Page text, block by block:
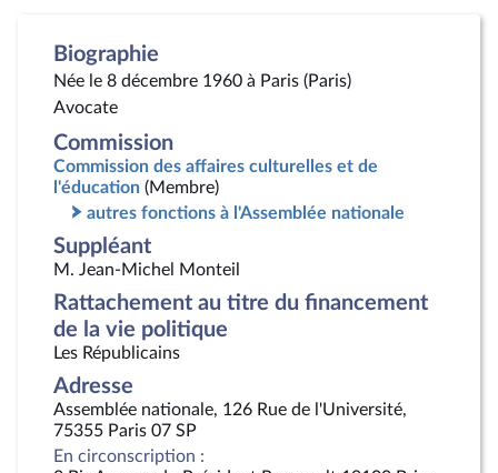
Biographie
Née le 8 décembre 1960 à Paris (Paris)
Avocate
Commission
Commission des affaires culturelles et de
l'éducation (Membre)
autres fonctions à l'Assemblée nationale
Suppléant
M. Jean-Michel Monteil
Rattachement au titre du financement
de la vie politique
Les Républicains
Adresse
Assemblée nationale, 126 Rue de l'Université,
75355 Paris 07 SP
En circonscription :